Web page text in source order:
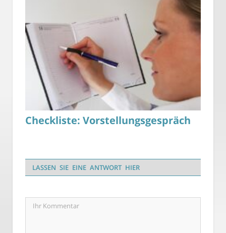
Checkliste: Vorstellungsgespräch
LASSEN SIE EINE ANTWORT HIER